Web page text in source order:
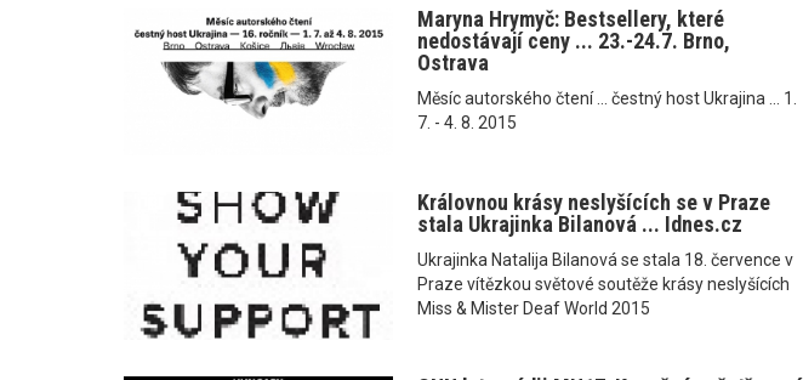
Maryna Hrymyč: Bestsellery, které
nedostávají ceny ... 23.-24.7. Brno,
Ostrava
Měsíc autorského čtení ... čestný host Ukrajina ... 1.
7. - 4. 8. 2015
Královnou krásy neslyšících se v Praze
stala Ukrajinka Bilanová ... Idnes.cz
Ukrajinka Natalija Bilanová se stala 18. července v
Praze vítězkou světové soutěže krásy neslyšících
Miss & Mister Deaf World 2015